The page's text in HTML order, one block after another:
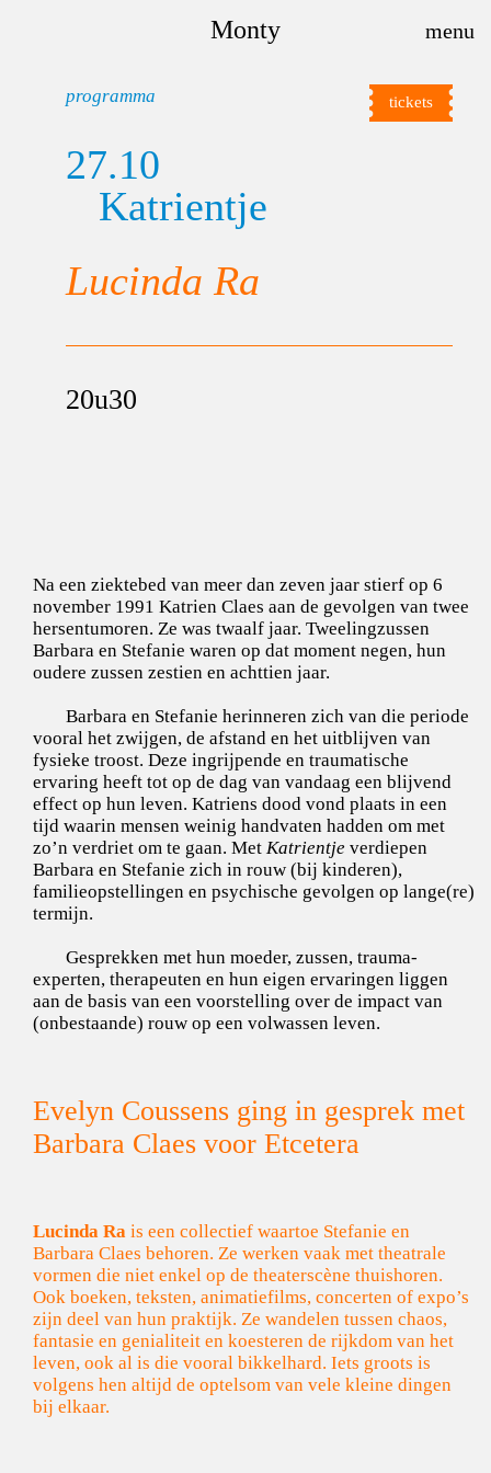
Monty
programma tickets
27.10
Katrientje
Lucinda Ra
20u30
Na een ziektebed van meer dan zeven jaar stierf op 6
november 1991 Katrien Claes aan de gevolgen van twee
hersentumoren. Ze was twaalf jaar. Tweelingzussen
Barbara en Stefanie waren op dat moment negen, hun
oudere zussen zestien en achttien jaar.
Barbara en Stefanie herinneren zich van die periode
vooral het zwijgen, de afstand en het uitblijven van
fysieke troost. Deze ingrijpende en traumatische
ervaring heeft tot op de dag van vandaag een blijvend
effect op hun leven. Katriens dood vond plaats in een
tijd waarin mensen weinig handvaten hadden om met
zo’n verdriet om te gaan. Met Katrientje verdiepen
Barbara en Stefanie zich in rouw (bij kinderen),
familieopstellingen en psychische gevolgen op lange(re)
termijn.
Gesprekken met hun moeder, zussen, trauma-
experten, therapeuten en hun eigen ervaringen liggen
aan de basis van een voorstelling over de impact van
(onbestaande) rouw op een volwassen leven.
Evelyn Coussens ging in gesprek met
Barbara Claes voor Etcetera
Lucinda Ra is een collectief waartoe Stefanie en
Barbara Claes behoren. Ze werken vaak met theatrale
vormen die niet enkel op de theaterscène thuishoren.
Ook boeken, teksten, animatiefilms, concerten of expo’s
zijn deel van hun praktijk. Ze wandelen tussen chaos,
fantasie en genialiteit en koesteren de rijkdom van het
leven, ook al is die vooral bikkelhard. Iets groots is
volgens hen altijd de optelsom van vele kleine dingen
bij elkaar.